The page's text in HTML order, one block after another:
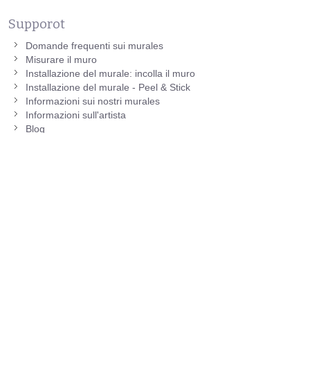
Supporot
Domande frequenti sui murales
Misurare il muro
Installazione del murale: incolla il muro
Installazione del murale - Peel & Stick
Informazioni sui nostri murales
Informazioni sull'artista
Blog